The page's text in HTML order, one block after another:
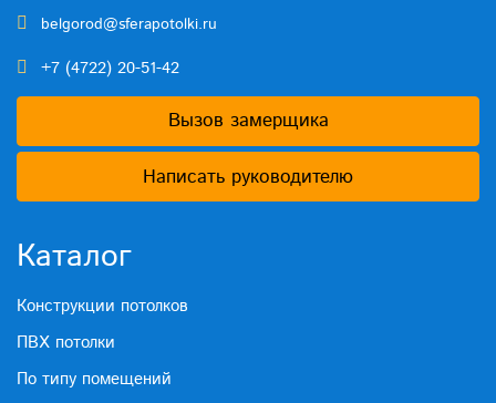
belgorod@sferapotolki.ru
+7 (4722) 20-51-42
Вызов замерщика
Написать руководителю
Каталог
Конструкции потолков
ПВХ потолки
По типу помещений